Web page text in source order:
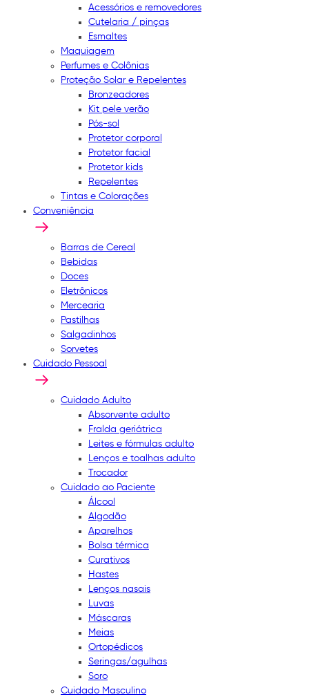
Acessórios e removedores
Cutelaria / pinças
Esmaltes
Maquiagem
Perfumes e Colônias
Proteção Solar e Repelentes
Bronzeadores
Kit pele verão
Pós-sol
Protetor corporal
Protetor facial
Protetor kids
Repelentes
Tintas e Colorações
Conveniência
Barras de Cereal
Bebidas
Doces
Eletrônicos
Mercearia
Pastilhas
Salgadinhos
Sorvetes
Cuidado Pessoal
Cuidado Adulto
Absorvente adulto
Fralda geriátrica
Leites e fórmulas adulto
Lenços e toalhas adulto
Trocador
Cuidado ao Paciente
Álcool
Algodão
Aparelhos
Bolsa térmica
Curativos
Hastes
Lenços nasais
Luvas
Máscaras
Meias
Ortopédicos
Seringas/agulhas
Soro
Cuidado Masculino